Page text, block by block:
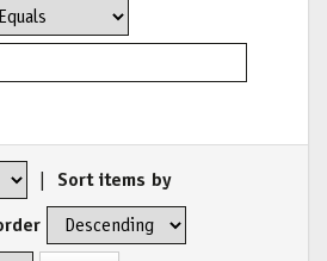
Sort items by